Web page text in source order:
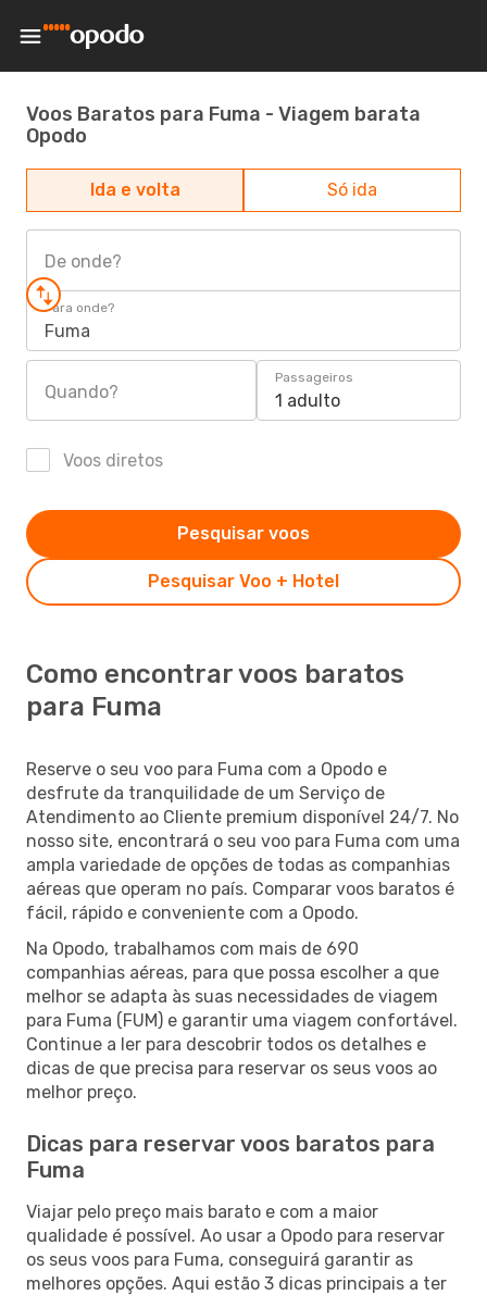
Voos Baratos para Fuma - Viagem barata
Opodo
Ida e volta Só ida
De onde?
Para onde?
Fuma
Quando?
Passageiros
1 adulto
Voos diretos
Pesquisar Voo + Hotel
Pesquisar voos
Como encontrar voos baratos
para Fuma
Reserve o seu voo para Fuma com a Opodo e
desfrute da tranquilidade de um Serviço de
Atendimento ao Cliente premium disponível 24/7. No
nosso site, encontrará o seu voo para Fuma com uma
ampla variedade de opções de todas as companhias
aéreas que operam no país. Comparar voos baratos é
fácil, rápido e conveniente com a Opodo.
Na Opodo, trabalhamos com mais de 690
companhias aéreas, para que possa escolher a que
melhor se adapta às suas necessidades de viagem
para Fuma (FUM) e garantir uma viagem confortável.
Continue a ler para descobrir todos os detalhes e
dicas de que precisa para reservar os seus voos ao
melhor preço.
Dicas para reservar voos baratos para
Fuma
Viajar pelo preço mais barato e com a maior
qualidade é possível. Ao usar a Opodo para reservar
os seus voos para Fuma, conseguirá garantir as
melhores opções. Aqui estão 3 dicas principais a ter